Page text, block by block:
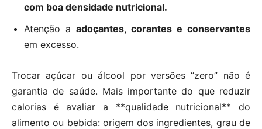
com boa densidade nutricional.
Atenção a adoçantes, corantes e conservantes
em excesso.
Trocar açúcar ou álcool por versões “zero” não é
garantia de saúde. Mais importante do que reduzir
calorias é avaliar a **qualidade nutricional** do
alimento ou bebida: origem dos ingredientes, grau de